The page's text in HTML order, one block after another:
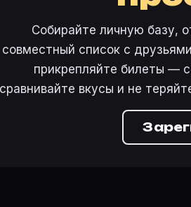
Собирайте личную базу,
совместный список с
прикрепляйте билеты —
сравнивайте вкусы и не